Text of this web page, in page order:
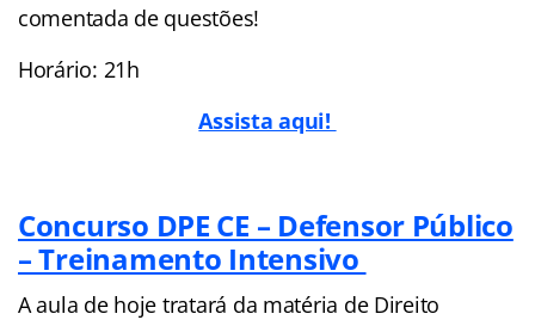
comentada de questões!
Horário: 21h
Assista aqui!
Concurso DPE CE – Defensor Público
– Treinamento Intensivo
A aula de hoje tratará da matéria de Direito